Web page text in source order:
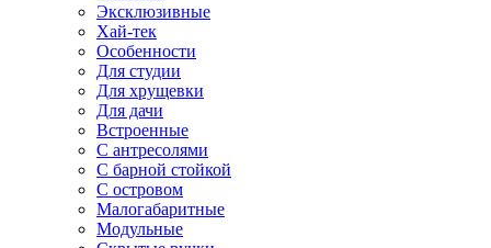
Эксклюзивные
Хай-тек
Особенности
Для студии
Для хрущевки
Для дачи
Встроенные
С антресолями
С барной стойкой
С островом
Малогабаритные
Модульные